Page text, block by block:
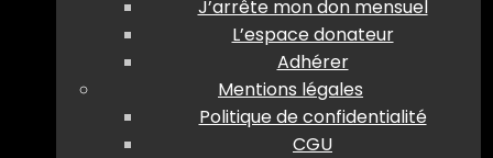
J’arrête mon don mensuel
L’espace donateur
Adhérer
Mentions légales
Politique de confidentialité
CGU